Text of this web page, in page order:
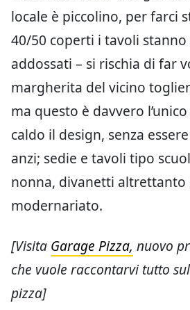
locale è piccolino, per farci
40/50 coperti i tavoli stanno
addossati – si rischia di far
margherita del vicino
ma questo è davvero
caldo il design, senza
anzi; sedie e tavoli tipo
nonna, divanetti altrettanto
modernariato.
[Visita Garage Pizza, nuovo
che vuole raccontarvi tutto
pizza]